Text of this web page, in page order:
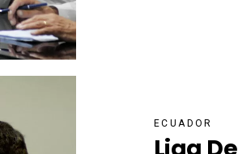
ECUADOR